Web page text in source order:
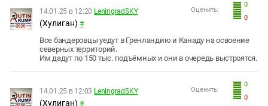
0
0
Оценить:
14.01.25 в 12:20 LeningradSKY
(Хулиган) #
Все бандеровцы уедут в Гренландию и Канаду на освоение
северных территорий.
Им дадут по 150 тыс. подъёмных и они в очередь выстроятся.
0
0
Оценить:
14.01.25 в 12:03 LeningradSKY
(Хулиган) #